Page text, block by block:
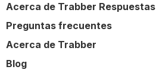
Acerca de Trabber Respuestas
Preguntas frecuentes
Acerca de Trabber
Blog